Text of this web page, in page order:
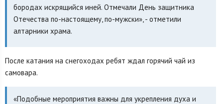
бородах искрящийся иней. Отмечали День защитника
Отечества по-настоящему, по-мужски», - отметили
алтарники храма.
После катания на снегоходах ребят ждал горячий чай из
самовара.
«Подобные мероприятия важны для укрепления духа и